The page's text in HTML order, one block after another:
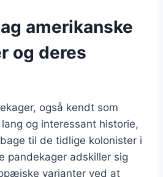
amerikanske
og deres
også kendt som
lang og interessant historie,
til de tidlige kolonister i
pandekager adskiller sig
varianter ved at